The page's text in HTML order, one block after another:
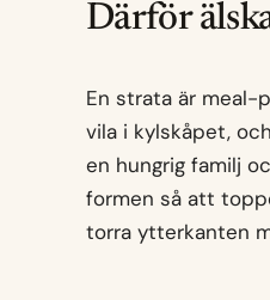
Därför
En strata är meal-
vila i kylskåpet,
en hungrig familj
formen så att
torra ytterkanten